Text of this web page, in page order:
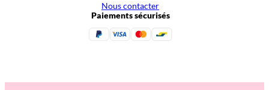
Nous contacter
Paiements sécurisés